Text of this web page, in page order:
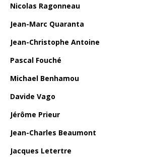
Nicolas Ragonneau
Jean-Marc Quaranta
Jean-Christophe Antoine
Pascal Fouché
Michael Benhamou
Davide Vago
Jérôme Prieur
Jean-Charles Beaumont
Jacques Letertre